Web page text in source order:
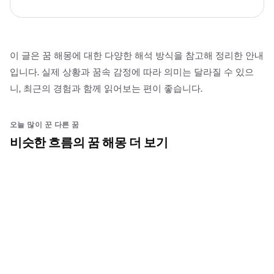
이 글은 꿈 해몽에 대한 다양한 해석 방식을 참고해 정리한 안내
입니다. 실제 상황과 꿈속 감정에 따라 의미는 달라질 수 있으
니, 최근의 경험과 함께 읽어보는 편이 좋습니다.
오늘 많이 꾼 다른 꿈
비슷한 흐름의 꿈 해몽 더 보기